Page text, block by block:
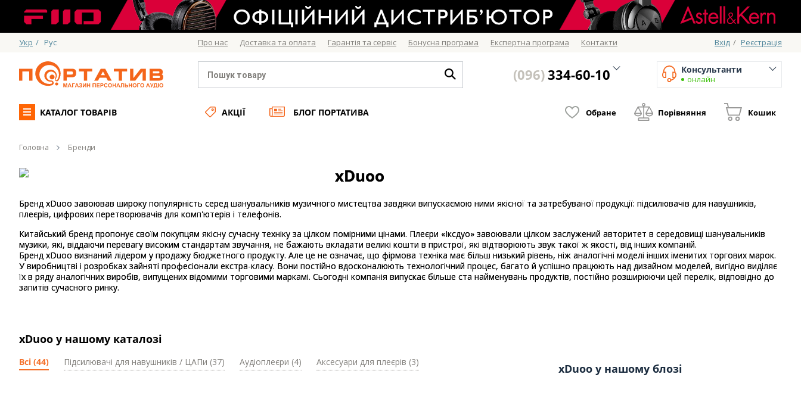
Укр / Рус Про нас Доставка та оплата Гарантія та сервіс Бонусна програма Експертна програма Контакти Вхід / Реєстрація
(096)334-60-10 Консультанти
онлайн
КАТАЛОГ ТОВАРІВ АКЦІЇ БЛОГ ПОРТАТИВА Обране Порівняння Кошик
Головна Бренди
xDuoo
Бренд xDuoo завоював широку популярність серед шанувальників музичного мистецтва завдяки випускаємою ними якісної та затребуваної продукції: підсилювачів для навушників,
плеєрів, цифрових перетворювачів для комп'ютерів і телефонів.
Китайський бренд пропонує своїм покупцям якісну сучасну техніку за цілком помірними цінами. Плеєри «Іксдуо» завоювали цілком заслужений авторитет в середовищі шанувальників
музики, які, віддаючи перевагу високим стандартам звучання, не бажають вкладати великі кошти в пристрої, які відтворюють звук такої ж якості, від інших компаній.
Бренд xDuoo визнаний лідером у продажу бюджетного продукту. Але це не означає, що фірмова техніка має більш низький рівень, ніж аналогічні моделі інших іменитих торгових марок.
У виробництві і розробках зайняті професіонали екстра-класу. Вони постійно вдосконалюють технологічний процес, багато й успішно працюють над дизайном моделей, вигідно виділяє
їх в ряду аналогічних виробів, випущених відомими торговими маркамі. Сьогодні компанія випускає більше ста найменувань продуктів, постійно розширюючи цей перелік, відповідно до
запитів сучасного ринку.
xDuoo у нашому каталозі
Всі (44) Підсилювачі для навушників / ЦАПи (37) Аудіоплеєри (4) Аксесуари для плеєрів (3) xDuoo у нашому блозі